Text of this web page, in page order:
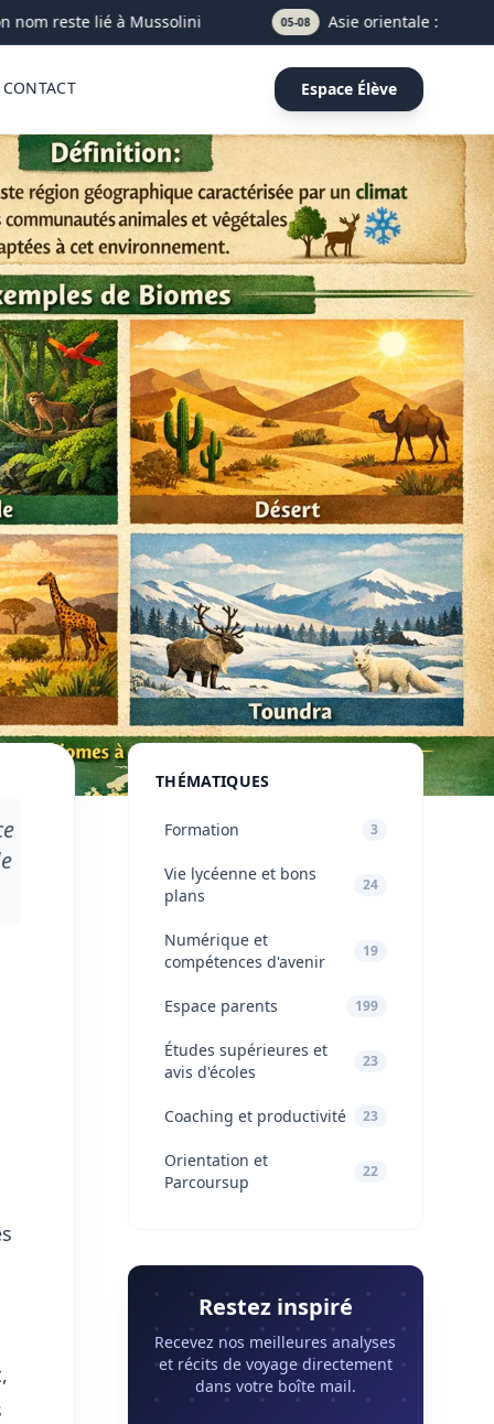
reste lié à Mussolini 05-08 Asie orientale :
CONTACT Espace Élève
THÉMATIQUES
Formation 3
Vie lycéenne et bons
plans
24
Numérique et
compétences d'avenir
19
Espace parents 199
Études supérieures et
avis d'écoles
23
Coaching et productivité 23
Orientation et
Parcoursup
22
Restez inspiré
Recevez nos meilleures analyses
et récits de voyage directement
dans votre boîte mail.